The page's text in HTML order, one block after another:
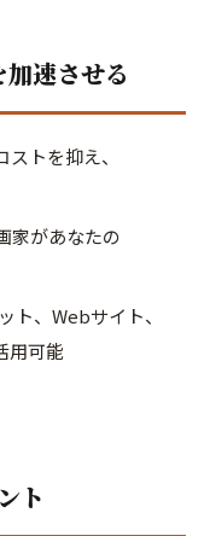
加速させる
トを抑え、
家があなたの
ト、Webサイト、
用可能
ト